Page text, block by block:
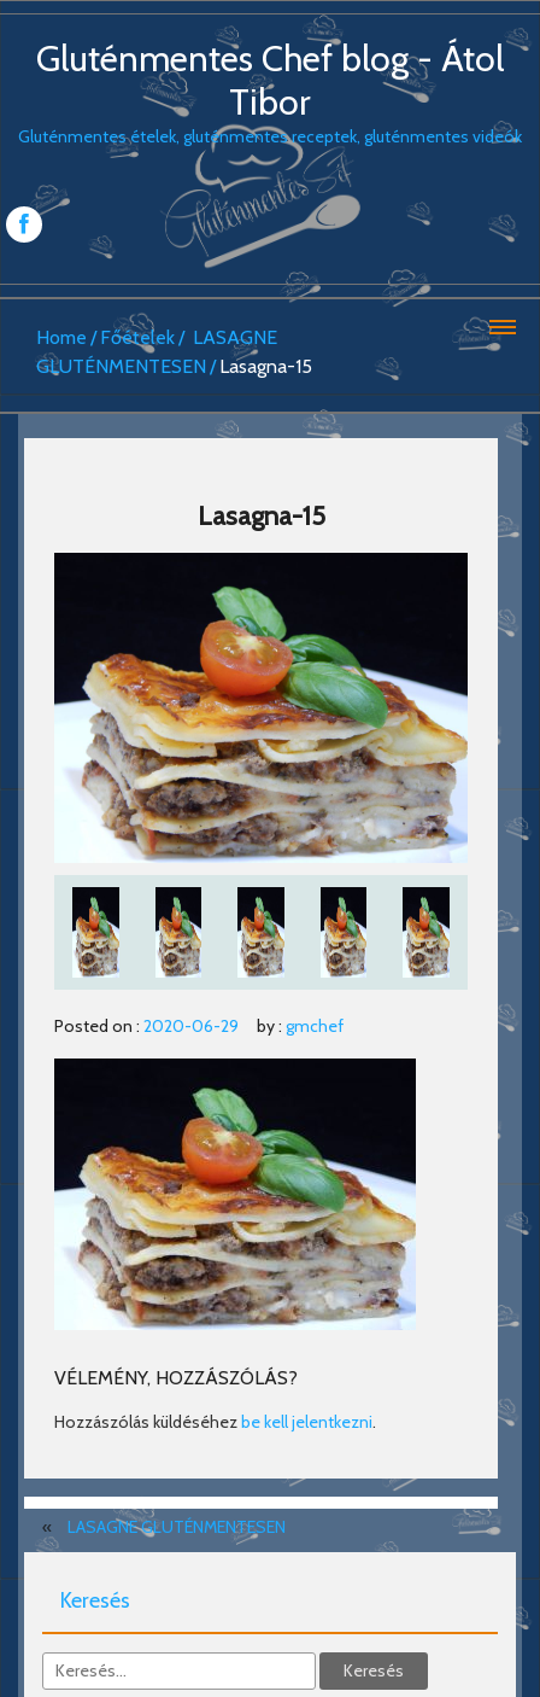
Gluténmentes Chef blog - Átol
Tibor
Gluténmentes ételek, gluténmentes receptek, gluténmentes videók
Home Főételek
LASAGNE
GLUTÉNMENTESEN
Lasagna-15
Lasagna-15
Posted on : 2020-06-29 by : gmchef
VÉLEMÉNY, HOZZÁSZÓLÁS?
Hozzászólás küldéséhezbe kell jelentkezni.
« LASAGNE GLUTÉNMENTESEN
Keresés